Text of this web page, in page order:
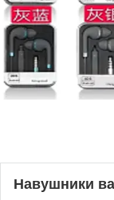
Навушники